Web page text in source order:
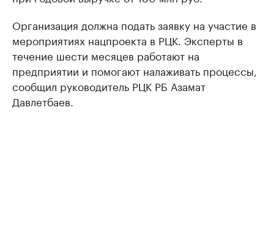
Организация должна подать заявку на участие в
мероприятиях нацпроекта в РЦК. Эксперты в
течение шести месяцев работают на
предприятии и помогают налаживать процессы,
сообщил руководитель РЦК РБ Азамат
Давлетбаев.